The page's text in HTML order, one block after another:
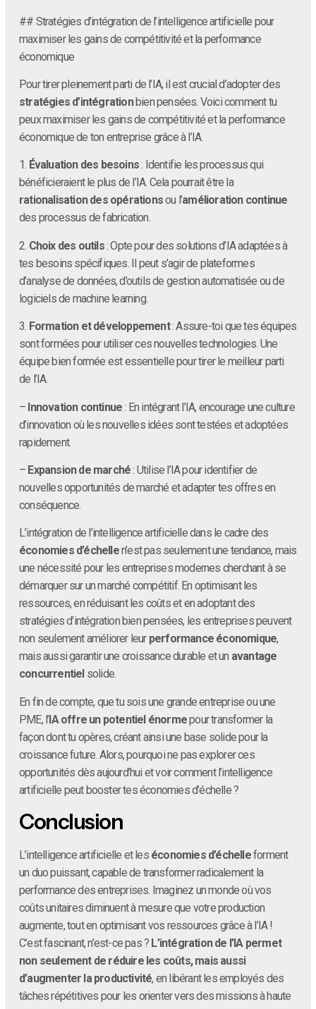
## Stratégies d’intégration de l’intelligence artificielle pour
maximiser les gains de compétitivité et la performance
économique
Pour tirer pleinement parti de l’IA, il est crucial d’adopter des
stratégies d’intégrationbien pensées. Voici comment tu
peux maximiser les gains de compétitivité et la performance
économique de ton entreprise grâce à l’IA.
1. Évaluation des besoins: Identifie les processus qui
bénéficieraient le plus de l’IA. Cela pourrait être la
rationalisation des opérationsou l’amélioration continue
des processus de fabrication.
2. Choix des outils: Opte pour des solutions d’IA adaptées à
tes besoins spécifiques. Il peut s’agir de plateformes
d’analyse de données, d’outils de gestion automatisée ou de
logiciels de machine learning.
3. Formation et développement: Assure-toi que tes équipes
sont formées pour utiliser ces nouvelles technologies. Une
équipe bien formée est essentielle pour tirer le meilleur parti
de l’IA.
– Innovation continue: En intégrant l’IA, encourage une culture
d’innovation où les nouvelles idées sont testées et adoptées
rapidement.
– Expansion de marché: Utilise l’IA pour identifier de
nouvelles opportunités de marché et adapter tes offres en
conséquence.
L’intégration de l’intelligence artificielle dans le cadre des
économies d’échellen’est pas seulement une tendance, mais
une nécessité pour les entreprises modernes cherchant à se
démarquer sur un marché compétitif. En optimisant les
ressources, en réduisant les coûts et en adoptant des
stratégies d’intégration bien pensées, les entreprises peuvent
non seulement améliorer leur performance économique,
mais aussi garantir une croissance durable et un avantage
concurrentiel solide.
En fin de compte, que tu sois une grande entreprise ou une
PME, l’IA offre un potentiel énormepour transformer la
façon dont tu opères, créant ainsi une base solide pour la
croissance future. Alors, pourquoi ne pas explorer ces
opportunités dès aujourd’hui et voir comment l’intelligence
artificielle peut booster tes économies d’échelle ?
Conclusion
L’intelligence artificielle et les économies d’échelleforment
un duo puissant, capable de transformer radicalement la
performance des entreprises. Imaginez un monde où vos
coûts unitaires diminuent à mesure que votre production
augmente, tout en optimisant vos ressources grâce à l’IA !
C’est fascinant, n’est-ce pas ? L’intégration de l’IA permet
non seulement de réduire les coûts, mais aussi
d’augmenter la productivité, en libérant les employés des
tâches répétitives pour les orienter vers des missions à haute